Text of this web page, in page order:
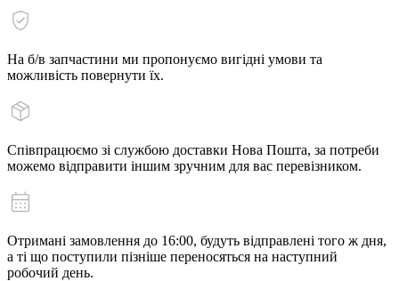
На б/в запчастини ми пропонуємо вигідні умови та
можливість повернути їх.
Співпрацюємо зі службою доставки Нова Пошта, за потреби
можемо відправити іншим зручним для вас перевізником.
Отримані замовлення до 16:00, будуть відправлені того ж дня,
а ті що поступили пізніше переносяться на наступний
робочий день.